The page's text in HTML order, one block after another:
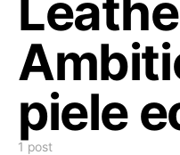
piele
1 post